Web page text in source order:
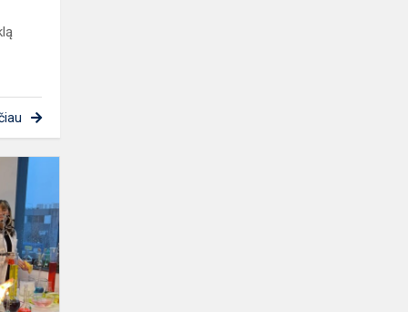
batus